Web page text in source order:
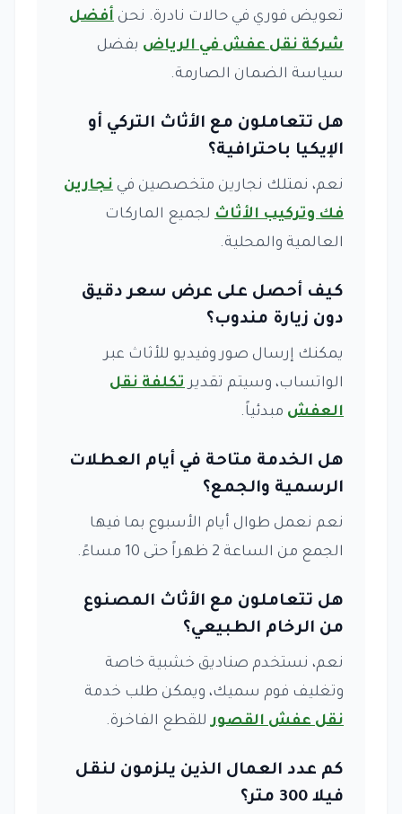
تعويض فوري في حالات نادرة. نحن أفضل
شركة نقل عفش في الرياض بفضل
سياسة الضمان الصارمة.
هل تتعاملون مع الأثاث التركي أو
الإيكيا باحترافية؟
نعم، نمتلك نجارين متخصصين في نجارين
فك وتركيب الأثاث لجميع الماركات
العالمية والمحلية.
كيف أحصل على عرض سعر دقيق
دون زيارة مندوب؟
يمكنك إرسال صور وفيديو للأثاث عبر
الواتساب، وسيتم تقديرتكلفة نقل
العفش مبدئياً.
هل الخدمة متاحة في أيام العطلات
الرسمية والجمع؟
نعم نعمل طوال أيام الأسبوع بما فيها
الجمع من الساعة 2 ظهراً حتى 10 مساءً.
هل تتعاملون مع الأثاث المصنوع
من الرخام الطبيعي؟
نعم، نستخدم صناديق خشبية خاصة
وتغليف فوم سميك، ويمكن طلب خدمة
نقل عفش القصورللقطع الفاخرة.
كم عدد العمال الذين يلزمون لنقل
فيلا 300 متر؟